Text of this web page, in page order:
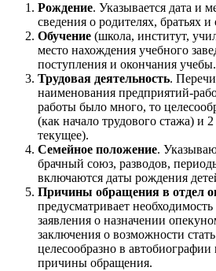
Рождение. Указывается дата и
сведения о родителях, братьях и
Обучение (школа, институт,
место нахождения учебного
поступления и окончания учебы.
Трудовая деятельность.
наименования предприятий-
работы было много, то
(как начало трудового стажа) и
текущее).
Семейное положение.
брачный союз, разводов,
включаются даты рождения
Причины обращения в отдел
предусматривает
заявления о назначении
заключения о возможности
целесообразно в автобиографии
причины обращения.